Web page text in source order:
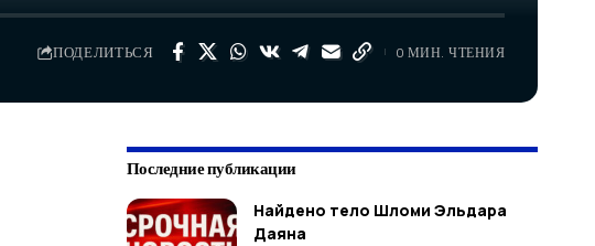
ПОДЕЛИТЬСЯ 0 МИН. ЧТЕНИЯ
Последние публикации
Найдено тело Шломи Эльдара
Даяна